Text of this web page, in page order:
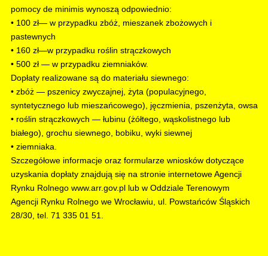
pomocy de minimis wynoszą odpowiednio:
• 100 zł— w przypadku zbóż, mieszanek zbożowych i
pastewnych
• 160 zł—w przypadku roślin strączkowych
• 500 zł — w przypadku ziemniaków.
Dopłaty realizowane są do materiału siewnego:
• zbóż — pszenicy zwyczajnej, żyta (populacyjnego,
syntetycznego lub mieszańcowego), jęczmienia, pszenżyta, owsa
• roślin strączkowych — łubinu (żółtego, wąskolistnego lub
białego), grochu siewnego, bobiku, wyki siewnej
• ziemniaka.
Szczegółowe informacje oraz formularze wniosków dotyczące
uzyskania dopłaty znajdują się na stronie internetowe Agencji
Rynku Rolnego www.arr.gov.pl lub w Oddziale Terenowym
Agencji Rynku Rolnego we Wrocławiu, ul. Powstańców Śląskich
28/30, tel. 71 335 01 51.